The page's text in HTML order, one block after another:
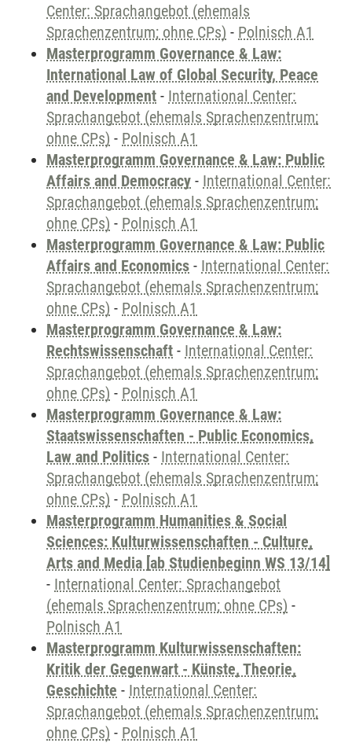
Center: Sprachangebot (ehemals
Sprachenzentrum; ohne CPs) - Polnisch A1
Masterprogramm Governance & Law:
International Law of Global Security, Peace
and Development - International Center:
Sprachangebot (ehemals Sprachenzentrum;
ohne CPs) - Polnisch A1
Masterprogramm Governance & Law: Public
Affairs and Democracy - International Center:
Sprachangebot (ehemals Sprachenzentrum;
ohne CPs) - Polnisch A1
Masterprogramm Governance & Law: Public
Affairs and Economics - International Center:
Sprachangebot (ehemals Sprachenzentrum;
ohne CPs) - Polnisch A1
Masterprogramm Governance & Law:
Rechtswissenschaft - International Center:
Sprachangebot (ehemals Sprachenzentrum;
ohne CPs) - Polnisch A1
Masterprogramm Governance & Law:
Staatswissenschaften - Public Economics,
Law and Politics - International Center:
Sprachangebot (ehemals Sprachenzentrum;
ohne CPs) - Polnisch A1
Masterprogramm Humanities & Social
Sciences: Kulturwissenschaften - Culture,
Arts and Media [ab Studienbeginn WS 13/14]
- International Center: Sprachangebot
(ehemals Sprachenzentrum; ohne CPs) -
Polnisch A1
Masterprogramm Kulturwissenschaften:
Kritik der Gegenwart - Künste, Theorie,
Geschichte - International Center:
Sprachangebot (ehemals Sprachenzentrum;
ohne CPs) - Polnisch A1